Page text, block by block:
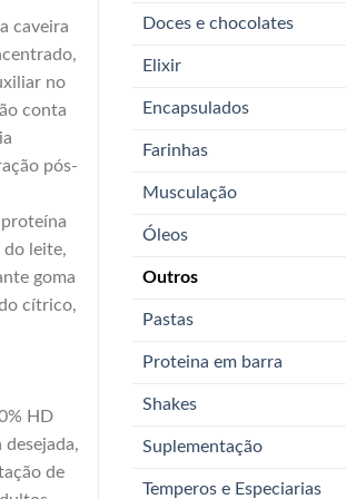
Doces e chocolates
Elixir
Encapsulados
Farinhas
Musculação
Óleos
Outros
Pastas
Proteina em barra
Shakes
Suplementação
Temperos e Especiarias
caveira
no
conta
pós-
do leite,
goma
cítrico,
HD
de